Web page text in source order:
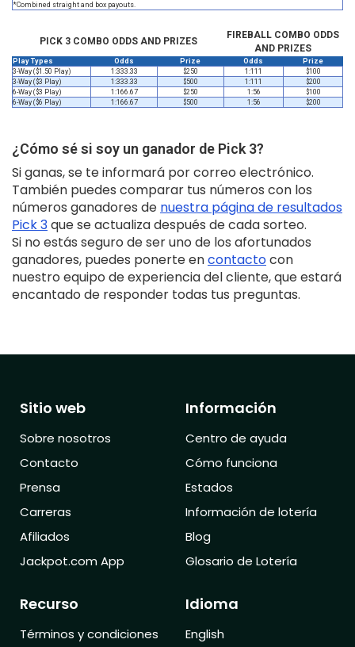
*Combined straight and box payouts.
PICK 3 COMBO ODDS AND PRIZES
FIREBALL COMBO ODDS
AND PRIZES
Play Types Odds Prize Odds
Prize
3-Way ($1.50 Play)
1:333.33 $250 1:111
$100
3-Way ($3 Play)
1:333.33 $500 1:111
$200
6-Way ($3 Play)
1:166.67 $250 1:56
$100
6-Way ($6 Play)
1:166.67 $500 1:56 $200
¿Cómo sé si soy un ganador de Pick 3?
Si ganas, se te informará por correo electrónico.
También puedes comparar tus números con los
números ganadores de nuestra página de resultados
Pick 3que se actualiza después de cada sorteo.
Si no estás seguro de ser uno de los afortunados
ganadores, puedes ponerte encontactocon
nuestro equipo de experiencia del cliente, que estará
encantado de responder todas tus preguntas.
Sitio web
Sobre nosotros
Contacto
Prensa
Carreras
Afiliados
Jackpot.com App
Información
Centro de ayuda
Cómo funciona
Estados
Información de lotería
Blog
Glosario de Lotería
Recurso
Términos y condiciones
Idioma
English